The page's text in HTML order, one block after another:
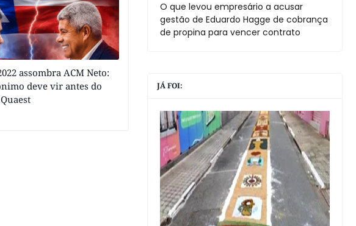
assombra ACM Neto:
deve vir antes do
O que levou empresário a acusar
gestão de Eduardo Hagge de cobrança
de propina para vencer contrato
JÁ FOI: